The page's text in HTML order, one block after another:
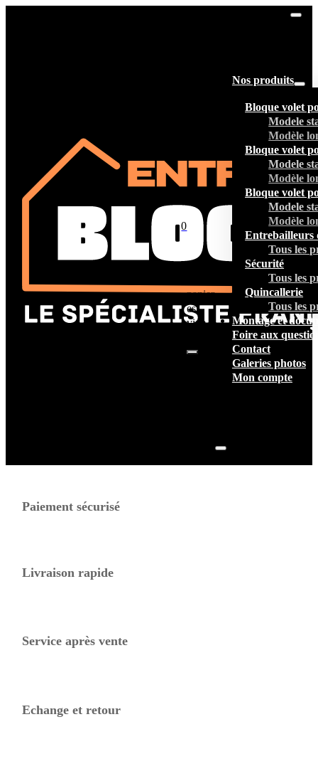
Nos produits
Bloque volet
Modele
Modèle
Bloque volet
Modele
Modèle
Bloque volet
Modele
Modèle
Entrebailleurs
Tous les
Sécurité
Tous les
Quincallerie
Tous les
Montage et
Foire aux
Contact
Galeries photos
Mon compte
0
panier
est
vide.
Paiement sécurisé
Livraison rapide
Service après vente
Echange et retour